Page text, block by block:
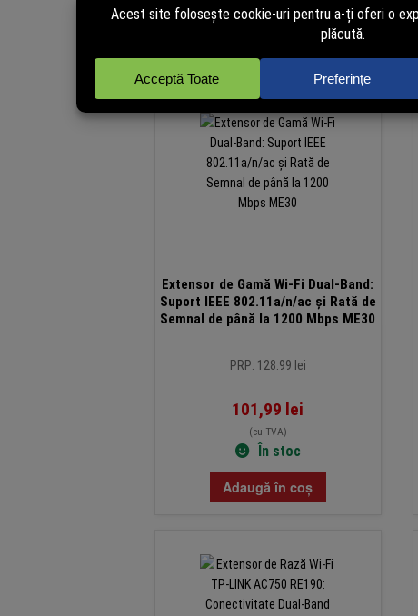
În stoc
Extensor de Gamă Wi-Fi Dual-Band:
Suport IEEE 802.11a/n/ac și Rată de
Semnal de până la 1200 Mbps ME30
PRP: 128.99 lei
101,99 lei
(cu TVA)
În stoc
Adaugă în coș